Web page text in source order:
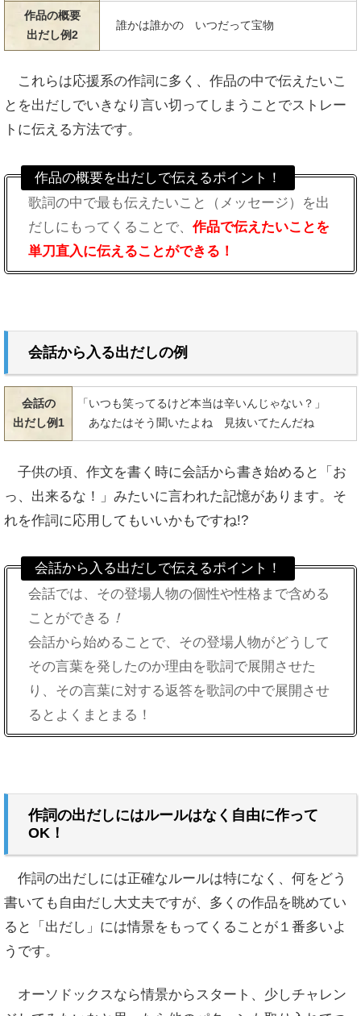
作品の概要
出だし例2
誰かは誰かの いつだって宝物
これらは応援系の作詞に多く、作品の中で伝えたいこ
とを出だしでいきなり言い切ってしまうことでストレー
トに伝える方法です。
作品の概要を出だしで伝えるポイント！
歌詞の中で最も伝えたいこと（メッセージ）を出
だしにもってくることで、 作品で伝えたいことを
単刀直入に伝えることができる！
会話から入る出だしの例
会話の
出だし例1
「 いつも笑ってるけど本当は辛いんじゃない？」
あなたはそう聞いたよね 見抜いてたんだね
子供の頃、作文を書く時に会話から書き始めると「お
っ、出来るな！」みたいに言われた記憶があります。そ
れを作詞に応用してもいいかもですね!?
会話から入る出だしで伝えるポイント！
会話では、その登場人物の個性や性格まで含める
ことができる ！
会話から始めることで、その登場人物がどうして
その言葉を発したのか理由を歌詞で展開させた
り、その言葉に対する返答を歌詞の中で展開させ
るとよくまとまる！
作詞の出だしにはルールはなく自由に作って
OK！
作詞の出だしには正確なルールは特になく、 何をどう
書いても自由だし大丈夫ですが、多くの作品を眺めてい
ると「出だし」には情景をもってくることが１番多いよ
うです。
オーソドックスなら情景からスタート、少しチャレン